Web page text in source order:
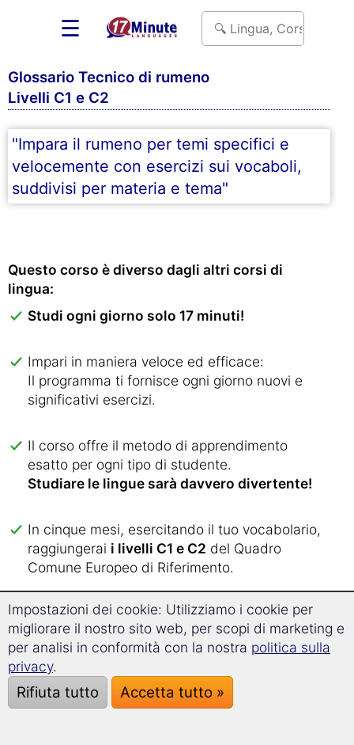
☰
Glossario Tecnico di rumeno
Livelli C1 e C2
"Impara il rumeno per temi specifici e
velocemente con esercizi sui vocaboli,
suddivisi per materia e tema"
Questo corso è diverso dagli altri corsi di
lingua:
Studi ogni giorno solo 17 minuti!
Impari in maniera veloce ed efficace:
Il programma ti fornisce ogni giorno nuovi e
significativi esercizi.
Il corso offre il metodo di apprendimento
esatto per ogni tipo di studente.
Studiare le lingue sarà davvero divertente!
In cinque mesi, esercitando il tuo vocabolario,
raggiungerai i livelli C1 e C2 del Quadro
Comune Europeo di Riferimento.
Vuoiimparare il rumeno?
Conosci giàil rumeno avanzato?
Allora sei pronto per approfondire e migliorare
le tue conoscenze con il nostro glossario
tecnico di rumeno!
Impostazioni dei cookie: Utilizziamo i cookie per
migliorare il nostro sito web, per scopi di marketing e
per analisi in conformità con la nostra politica sulla
privacy.
Rifiuta tutto Accetta tutto »